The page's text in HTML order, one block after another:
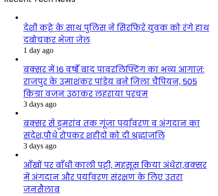
देशी कट्टे के साथ पुलिस ने सिरफिरे युवक को रंगे हाथ
दबोचकर भेजा जेल
1 day ago
बक्सर में 16 वर्षों बाद पावरलिफ्टिंग का भव्य आगाज़:
राजपुर के उमाशंकर पांडेय बने जिला चैंपियन, 505
किग्रा वजन उठाकर लहराया परचम
3 days ago
बक्सर से डुमरांव तक गूंजा पर्यावरण व अंगदान का
संदेश,पौधे रोपकर शहीदों को दी श्रद्धांजलि
3 days ago
आँखों पर बाँधी काली पट्टी, महसूस किया अंधेरा,बक्सर
में अंगदान और पर्यावरण संरक्षण के लिए उतरा
जनसैलाब